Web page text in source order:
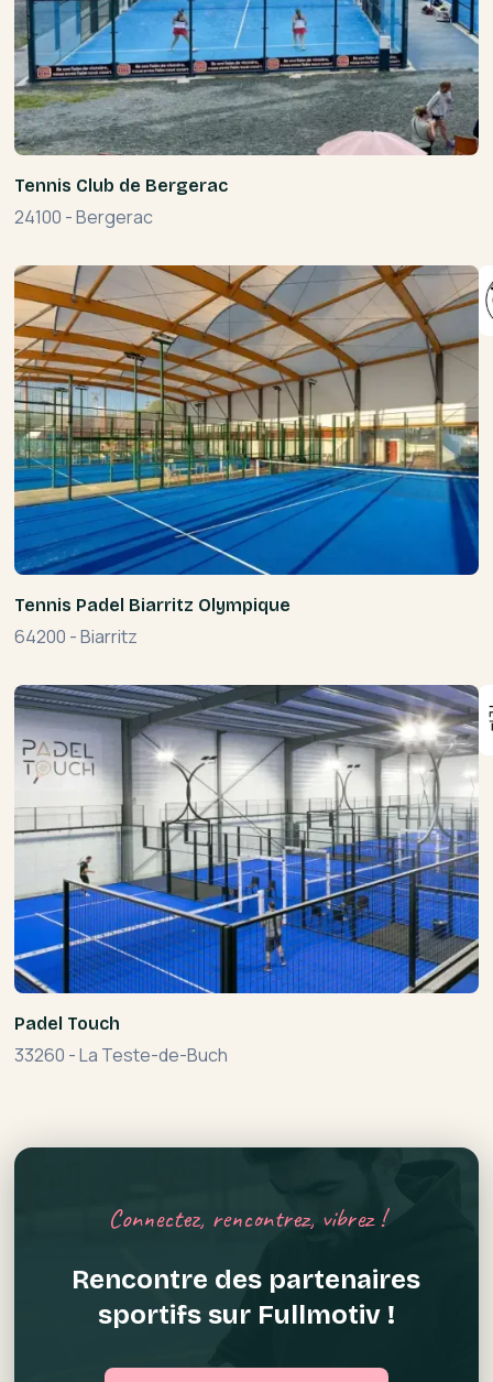
Tennis Club de Bergerac
24100 -Bergerac
Tennis Padel Biarritz Olympique
64200 -Biarritz
Padel Touch
33260 -La Teste-de-Buch
Connectez, rencontrez, vibrez !
Rencontre des partenaires
sportifs sur Fullmotiv !